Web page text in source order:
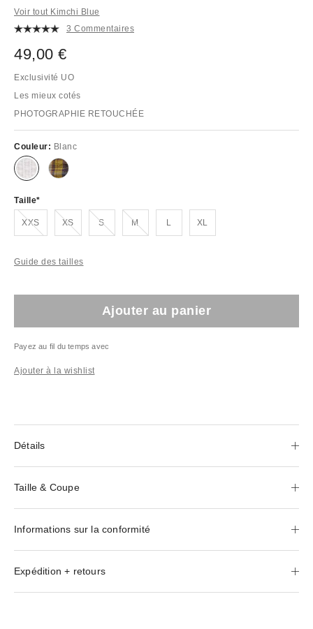
Voir tout Kimchi Blue
3 Commentaires
49,00 €
Exclusivité UO
Les mieux cotés
PHOTOGRAPHIE RETOUCHÉE
Couleur: Blanc
Taille
XXS
En rupture de stock ! XS
En rupture de stock ! S
En rupture de stock ! M
En rupture de stock ! L XL
Guide des tailles
Ajouter au panier
Payez au fil du temps avec
Ajouter à la wishlist
Détails
Taille & Coupe
Informations sur la conformité
Expédition + retours